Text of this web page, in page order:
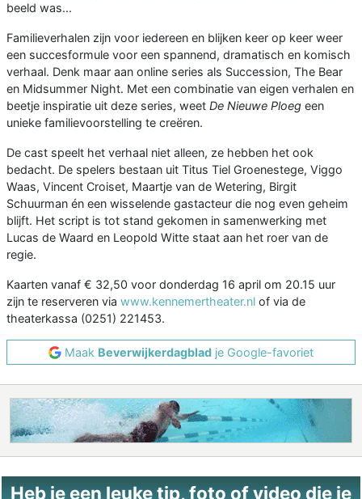
beeld was...
Familieverhalen zijn voor iedereen en blijken keer op keer weer
een succesformule voor een spannend, dramatisch en komisch
verhaal. Denk maar aan online series als Succession, The Bear
en Midsummer Night. Met een combinatie van eigen verhalen en
beetje inspiratie uit deze series, weet De Nieuwe Ploeg een
unieke familievoorstelling te creëren.
De cast speelt het verhaal niet alleen, ze hebben het ook
bedacht. De spelers bestaan uit Titus Tiel Groenestege, Viggo
Waas, Vincent Croiset, Maartje van de Wetering, Birgit
Schuurman én een wisselende gastacteur die nog even geheim
blijft. Het script is tot stand gekomen in samenwerking met
Lucas de Waard en Leopold Witte staat aan het roer van de
regie.
Kaarten vanaf € 32,50 voor donderdag 16 april om 20.15 uur
zijn te reserveren via www.kennemertheater.nl of via de
theaterkassa (0251) 221453.
Maak Beverwijkerdagblad je Google-favoriet
Heb je een leuke tip, foto of video die je